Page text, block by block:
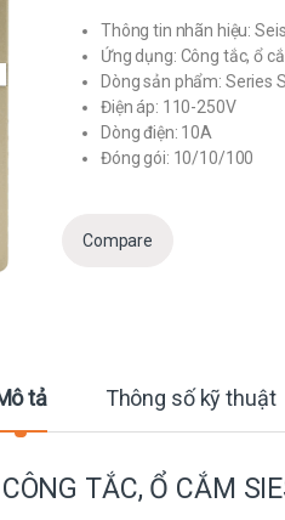
Thông tin nhãn hiệu:
Ứng dụng: Công tắc, ổ
Dòng sản phẩm: Series
Điện áp: 110-250V
Dòng điện: 10A
Đóng gói: 10/10/100
Compare
tả Thông số kỹ thuật
TẮC, Ổ CẮM